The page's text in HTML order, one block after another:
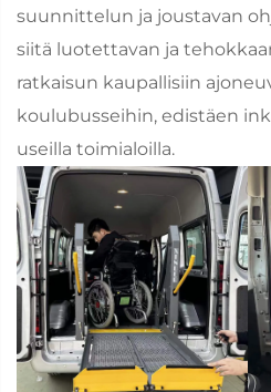
suunnittelun ja joustavan
siitä luotettavan ja
ratkaisun kaupallisiin
koulubusseihin, edistäen
useilla toimialoilla.